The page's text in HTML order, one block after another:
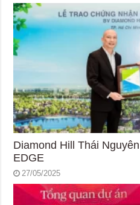
Diamond Hill Thái
EDGE
27/05/2025